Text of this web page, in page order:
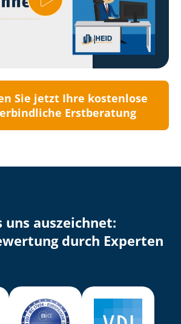
Sie jetzt Ihre kostenlose
Erstberatung
uns auszeichnet:
durch Experten